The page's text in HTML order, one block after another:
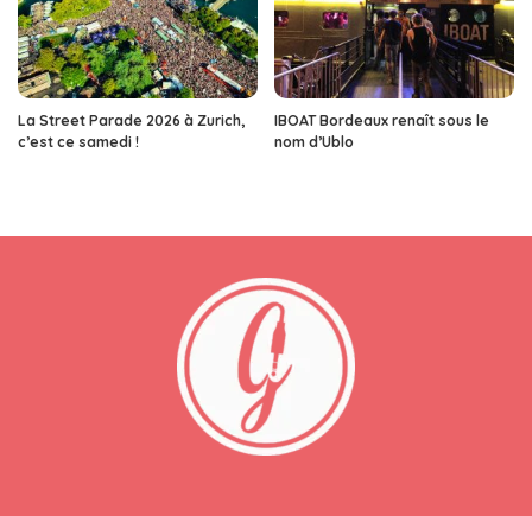
La Street Parade 2026 à Zurich,
c’est ce samedi !
IBOAT Bordeaux renaît sous le
nom d’Ublo